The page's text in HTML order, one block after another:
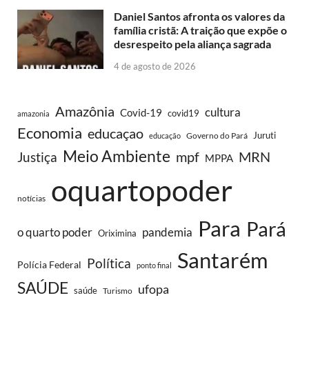
Daniel Santos afronta os valores da
família cristã: A traição que expõe o
desrespeito pela aliança sagrada
4 de agosto de 2026
amazonia Amazônia Covid-19 covid19 cultura
Economia educaçao educação Governo do Pará Juruti
Justiça Meio Ambiente mpf MPPA MRN
notícias oquartopoder
o quarto poder Oriximina pandemia Para Pará
Polícia Federal Política ponto final Santarém
SAÚDE saúde Turismo ufopa